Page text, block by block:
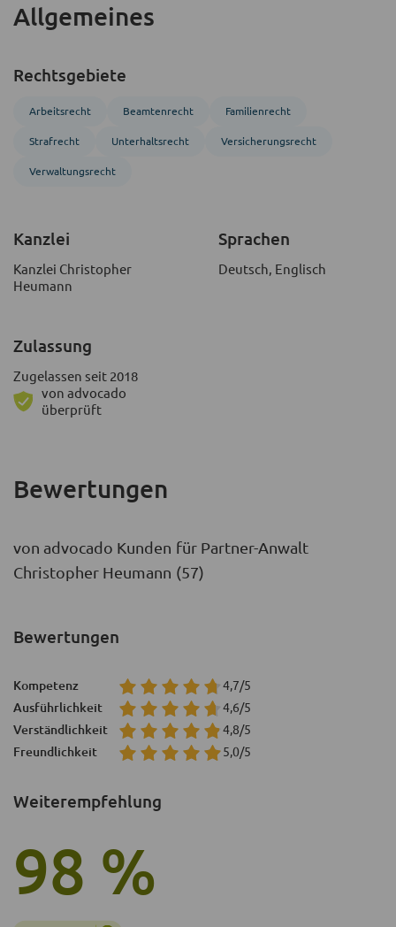
Allgemeines
Rechtsgebiete
Arbeitsrecht Beamten­recht Familienrecht
Strafrecht Unterhaltsrecht Versicherungsrecht
Verwaltungsrecht
Kanzlei
Kanzlei Christopher
Heumann
Sprachen
Deutsch, Englisch
Zulassung
Zugelassen seit 2018
von advocado
überprüft
Bewertungen
von advocado Kunden für Partner-Anwalt
Christopher Heumann (57)
Weiterempfehlung
98 %
Bewertungen
Kompetenz 4,7/5
Ausführlichkeit 4,6/5
Verständlichkeit 4,8/5
Freundlichkeit 5,0/5